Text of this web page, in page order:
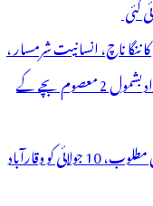
گئی
ننگا ناچ، انسانیت شرمسار ،
پو کسو کیس کے ملزم راجکمار کے ہاتھوں 6 افراد بشمول 2 معصوم بچے کے
اپولو فارمیسی میں ملازمتوں کے لیے درخواستیں مطلوب، 10 جولائی کو وقارآباد